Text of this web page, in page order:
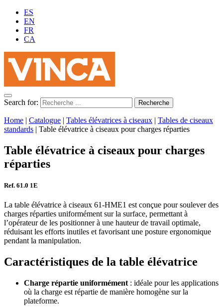
ES
EN
FR
CA
Search for:
Home | Catalogue | Tables élévatrices à ciseaux | Tables de ciseaux
standards | Table élévatrice à ciseaux pour charges réparties
Table élévatrice à ciseaux pour charges
réparties
Ref. 61.0 1E
La table élévatrice à ciseaux 61-HME1 est conçue pour soulever des
charges réparties uniformément sur la surface, permettant à
l’opérateur de les positionner à une hauteur de travail optimale,
réduisant les efforts inutiles et favorisant une posture ergonomique
pendant la manipulation.
Caractéristiques de la table élévatrice
Charge répartie uniformément : idéale pour les applications
où la charge est répartie de manière homogène sur la
plateforme.